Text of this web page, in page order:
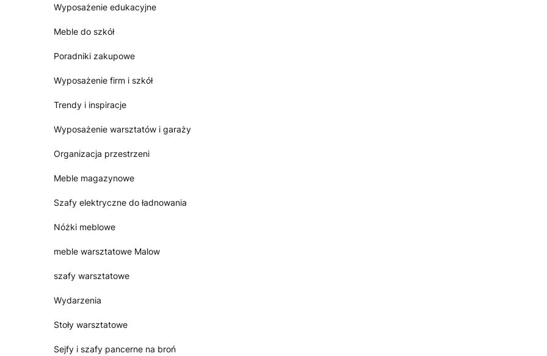
Wyposażenie edukacyjne
Meble do szkół
Poradniki zakupowe
Wyposażenie firm i szkół
Trendy i inspiracje
Wyposażenie warsztatów i garaży
Organizacja przestrzeni
Meble magazynowe
Szafy elektryczne do ładnowania
Nóżki meblowe
meble warsztatowe Malow
szafy warsztatowe
Wydarzenia
Stoły warsztatowe
Sejfy i szafy pancerne na broń